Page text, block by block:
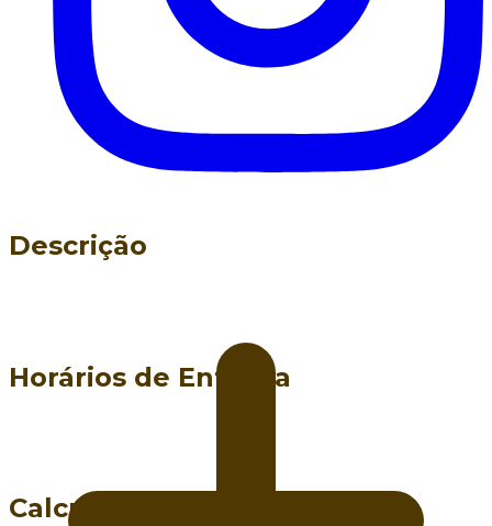
Descrição
Horários de Entrega
Calcular o prazo de entrega